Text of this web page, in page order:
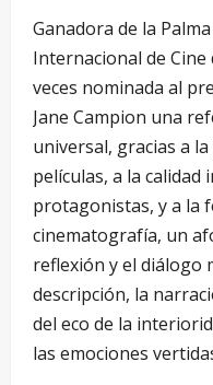
Ganadora de la
Internacional de Cine
veces nominada al
Jane Campion una
universal, gracias a
películas, a la
protagonistas, y a la
cinematografía, un
reflexión y el diálogo
descripción, la
del eco de la
las emociones